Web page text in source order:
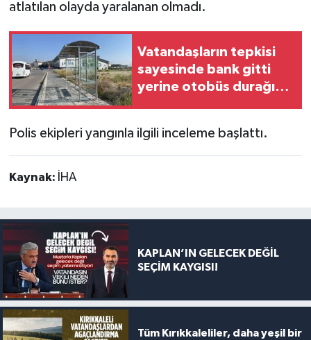
atlatılan olayda yaralanan olmadı.
Vatandaşların tepkisi
sayesinde bank gitti
yerine otobüs durağı
Polis ekipleri yangınla ilgili inceleme başlattı.
Kaynak: İHA
KAPLAN’IN GELECEK DEĞİL
SEÇİM KAYGISI!
Tüm Kırıkkaleliler, daha yeşil bir